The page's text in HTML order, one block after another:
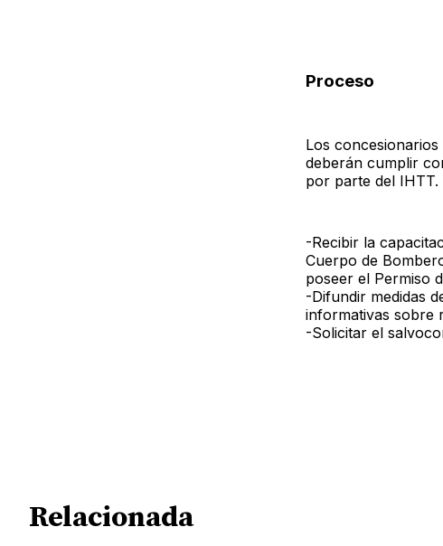
Proceso
Los
deberán cumplir
por parte del IHTT.
-Recibir la
poseer el Permiso
-Difundir medidas
informativas sobre
-Solicitar el
Relacionada